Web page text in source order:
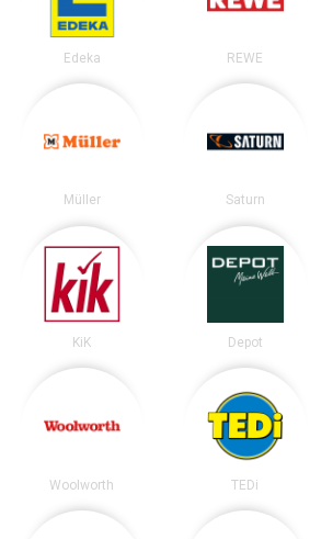
Edeka REWE
Müller Saturn
KiK Depot
Woolworth TEDi